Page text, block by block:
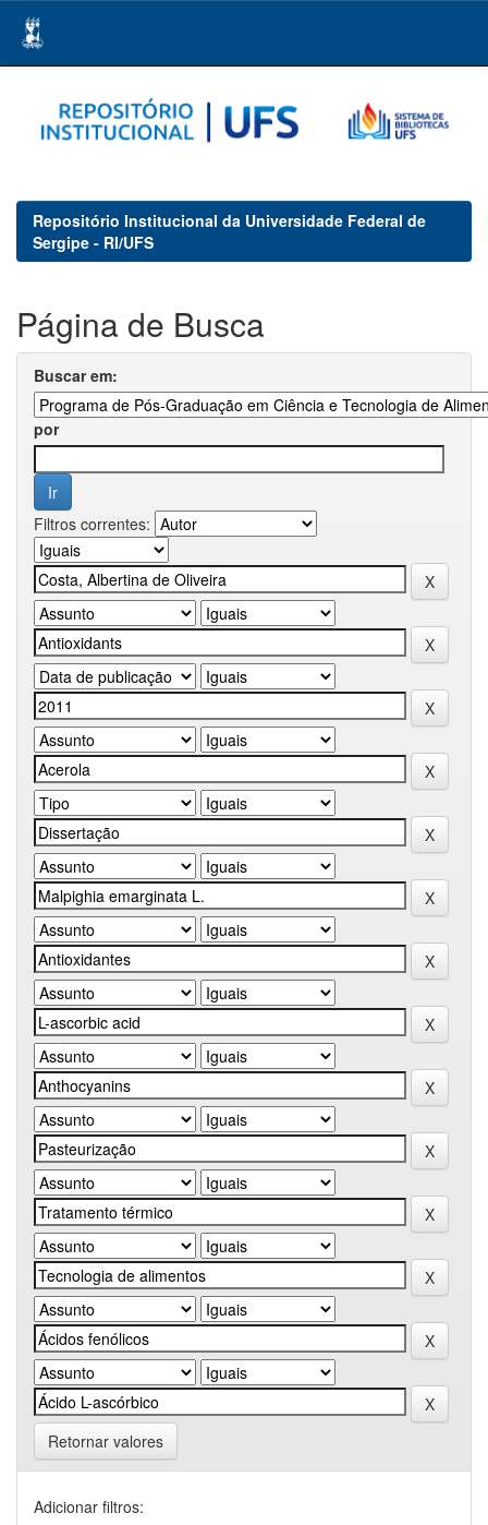
navigation
Repositório Institucional da Universidade Federal de
Sergipe - RI/UFS
Página de Busca
Buscar em:
por
Filtros correntes:
Retornar valores
Adicionar filtros: